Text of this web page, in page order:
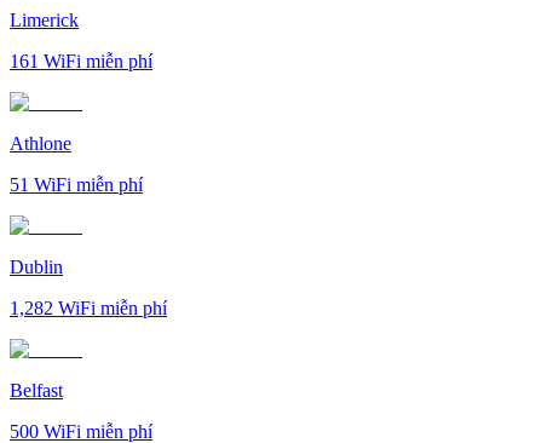
Limerick
161 WiFi miễn phí
Athlone
51 WiFi miễn phí
Dublin
1,282 WiFi miễn phí
Belfast
500 WiFi miễn phí